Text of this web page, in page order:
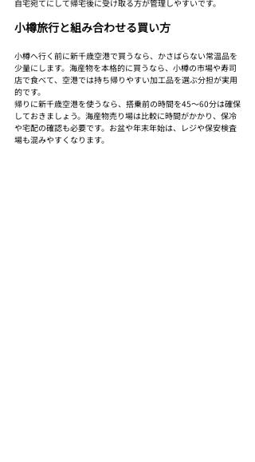
自宅宛てにして帰宅後に受け取る方が管理しやすいです。
小樽旅行と組み合わせる買い方
小樽へ行く前に新千歳空港で買うなら、かさばらない常温品を
少量にします。海産物を本格的に買うなら、小樽の市場や寿司
店で食べて、空港では持ち帰りやすい加工品を選ぶ分担が実用
的です。
帰りに新千歳空港を使うなら、搭乗前の時間を45〜60分は確保
しておきましょう。海産物売り場は比較に時間がかかり、保冷
や宅配の確認も必要です。お盆や年末年始は、レジや保安検査
場も混みやすくなります。